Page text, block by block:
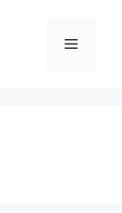
Menu